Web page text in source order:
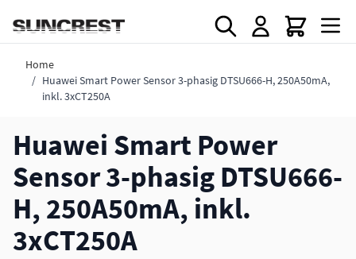
Home
/ Huawei Smart Power Sensor 3-phasig DTSU666-H, 250A50mA,
inkl. 3xCT250A
Huawei Smart Power
Sensor 3-phasig DTSU666-
H, 250A50mA, inkl.
3xCT250A